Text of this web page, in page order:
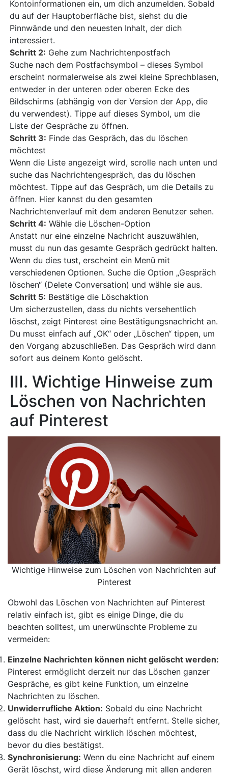
Kontoinformationen ein, um dich anzumelden. Sobald
du auf der Hauptoberfläche bist, siehst du die
Pinnwände und den neuesten Inhalt, der dich
interessiert.
Schritt 2: Gehe zum Nachrichtenpostfach
Suche nach dem Postfachsymbol – dieses Symbol
erscheint normalerweise als zwei kleine Sprechblasen,
entweder in der unteren oder oberen Ecke des
Bildschirms (abhängig von der Version der App, die
du verwendest). Tippe auf dieses Symbol, um die
Liste der Gespräche zu öffnen.
Schritt 3: Finde das Gespräch, das du löschen
möchtest
Wenn die Liste angezeigt wird, scrolle nach unten und
suche das Nachrichtengespräch, das du löschen
möchtest. Tippe auf das Gespräch, um die Details zu
öffnen. Hier kannst du den gesamten
Nachrichtenverlauf mit dem anderen Benutzer sehen.
Schritt 4: Wähle die Löschen-Option
Anstatt nur eine einzelne Nachricht auszuwählen,
musst du nun das gesamte Gespräch gedrückt halten.
Wenn du dies tust, erscheint ein Menü mit
verschiedenen Optionen. Suche die Option „Gespräch
löschen“ (Delete Conversation) und wähle sie aus.
Schritt 5: Bestätige die Löschaktion
Um sicherzustellen, dass du nichts versehentlich
löschst, zeigt Pinterest eine Bestätigungsnachricht an.
Du musst einfach auf „OK“ oder „Löschen“ tippen, um
den Vorgang abzuschließen. Das Gespräch wird dann
sofort aus deinem Konto gelöscht.
III. Wichtige Hinweise zum
Löschen von Nachrichten
auf Pinterest
Wichtige Hinweise zum Löschen von Nachrichten auf
Pinterest
Obwohl das Löschen von Nachrichten auf Pinterest
relativ einfach ist, gibt es einige Dinge, die du
beachten solltest, um unerwünschte Probleme zu
vermeiden:
Einzelne Nachrichten können nicht gelöscht werden:
Pinterest ermöglicht derzeit nur das Löschen ganzer
Gespräche, es gibt keine Funktion, um einzelne
Nachrichten zu löschen.
Unwiderrufliche Aktion: Sobald du eine Nachricht
gelöscht hast, wird sie dauerhaft entfernt. Stelle sicher,
dass du die Nachricht wirklich löschen möchtest,
bevor du dies bestätigst.
Synchronisierung: Wenn du eine Nachricht auf einem
Gerät löschst, wird diese Änderung mit allen anderen